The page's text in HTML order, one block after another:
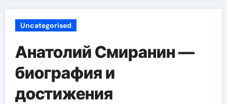
Uncategorised
Анатолий Смиранин —
биография и
достижения